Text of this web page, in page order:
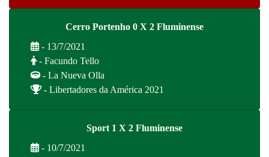
Cerro Portenho 0 X 2 Fluminense
- 13/7/2021
- Facundo Tello
- La Nueva Olla
- Libertadores da América 2021
Sport 1 X 2 Fluminense
- 10/7/2021